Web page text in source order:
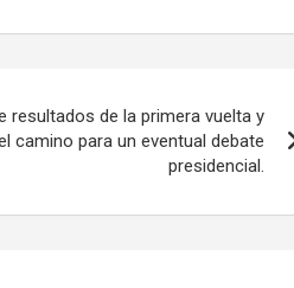
resultados de la primera vuelta y
camino para un eventual debate
presidencial.